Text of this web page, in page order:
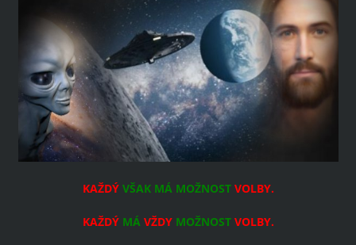
KAŽDÝVŠAK MÁ MOŽNOST VOLBY.
KAŽDÝMÁ VŽDYMOŽNOSTVOLBY.